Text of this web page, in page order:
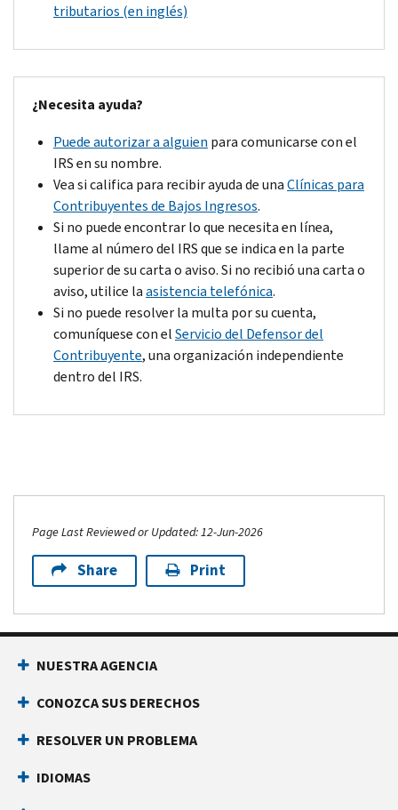
tributarios (en inglés)
¿Necesita ayuda?
Puede autorizar a alguien para comunicarse con el
IRS en su nombre.
Vea si califica para recibir ayuda de unaClínicas para
Contribuyentes de Bajos Ingresos.
Si no puede encontrar lo que necesita en línea,
llame al número del IRS que se indica en la parte
superior de su carta o aviso. Si no recibió una carta o
aviso, utilice laasistencia telefónica.
Si no puede resolver la multa por su cuenta,
comuníquese con elServicio del Defensor del
Contribuyente, una organización independiente
dentro del IRS.
Page Last Reviewed or Updated: 12-Jun-2026
Share Print
NUESTRA AGENCIA
CONOZCA SUS DERECHOS
RESOLVER UN PROBLEMA
IDIOMAS